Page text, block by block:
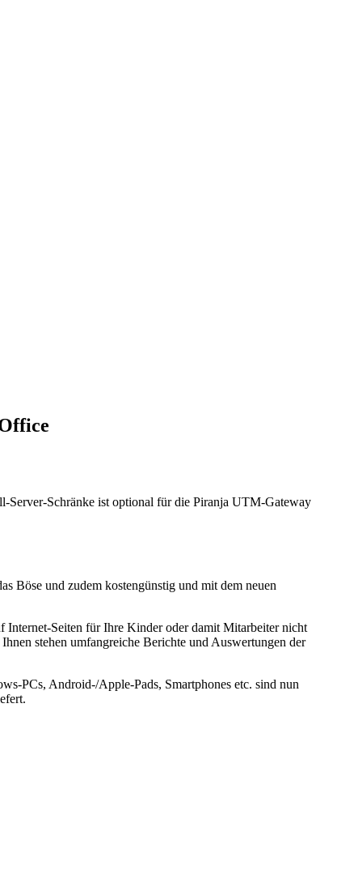
Schränke ist optional für die Piranja UTM-Gateway
Böse und zudem kostengünstig und mit dem neuen
Seiten für Ihre Kinder oder damit Mitarbeiter nicht
stehen umfangreiche Berichte und Auswertungen der
PCs, Android-/Apple-Pads, Smartphones etc. sind nun